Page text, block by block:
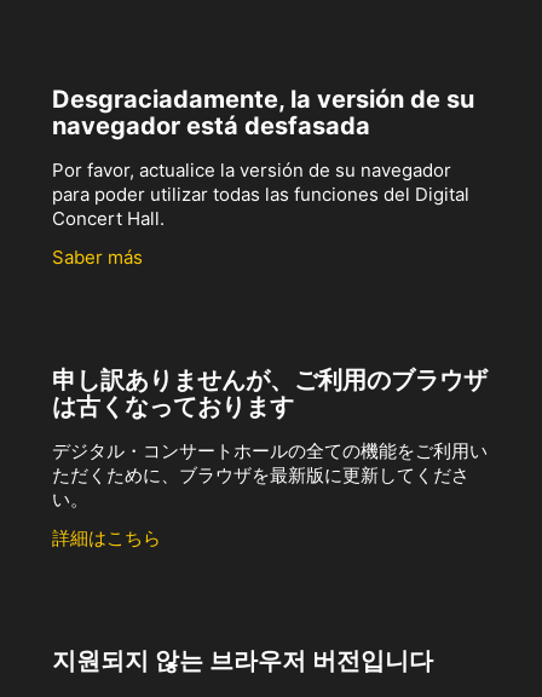
Desgraciadamente, la versión de su
navegador está desfasada
Por favor, actualice la versión de su navegador
para poder utilizar todas las funciones del Digital
Concert Hall.
Saber más
申し訳ありませんが、ご利用のブラウザ
は古くなっております
デジタル・コンサートホールの全ての機能をご利用い
ただくために、ブラウザを最新版に更新してくださ
い。
詳細はこちら
지원되지 않는 브라우저 버전입니다